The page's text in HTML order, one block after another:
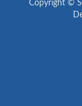
Copyright ©